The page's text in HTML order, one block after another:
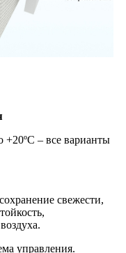
+20ºC – все варианты
свежести,
управления.